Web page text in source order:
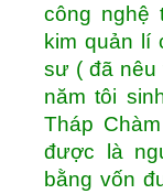
công nghệ
kim quản lí
sư ( đã nêu
năm tôi
Tháp
được là
bằng vốn